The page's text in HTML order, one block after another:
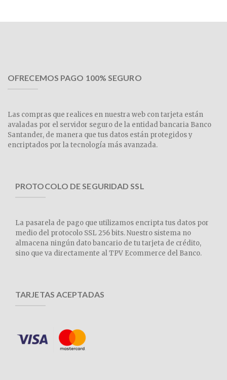
OFRECEMOS PAGO 100% SEGURO
Las compras que realices en nuestra web con tarjeta están
avaladas por el servidor seguro de la entidad bancaria Banco
Santander, de manera que tus datos están protegidos y
encriptados por la tecnología más avanzada.
PROTOCOLO DE SEGURIDAD SSL
La pasarela de pago que utilizamos encripta tus datos por
medio del protocolo SSL 256 bits. Nuestro sistema no
almacena ningún dato bancario de tu tarjeta de crédito,
sino que va directamente al TPV Ecommerce del Banco.
TARJETAS ACEPTADAS